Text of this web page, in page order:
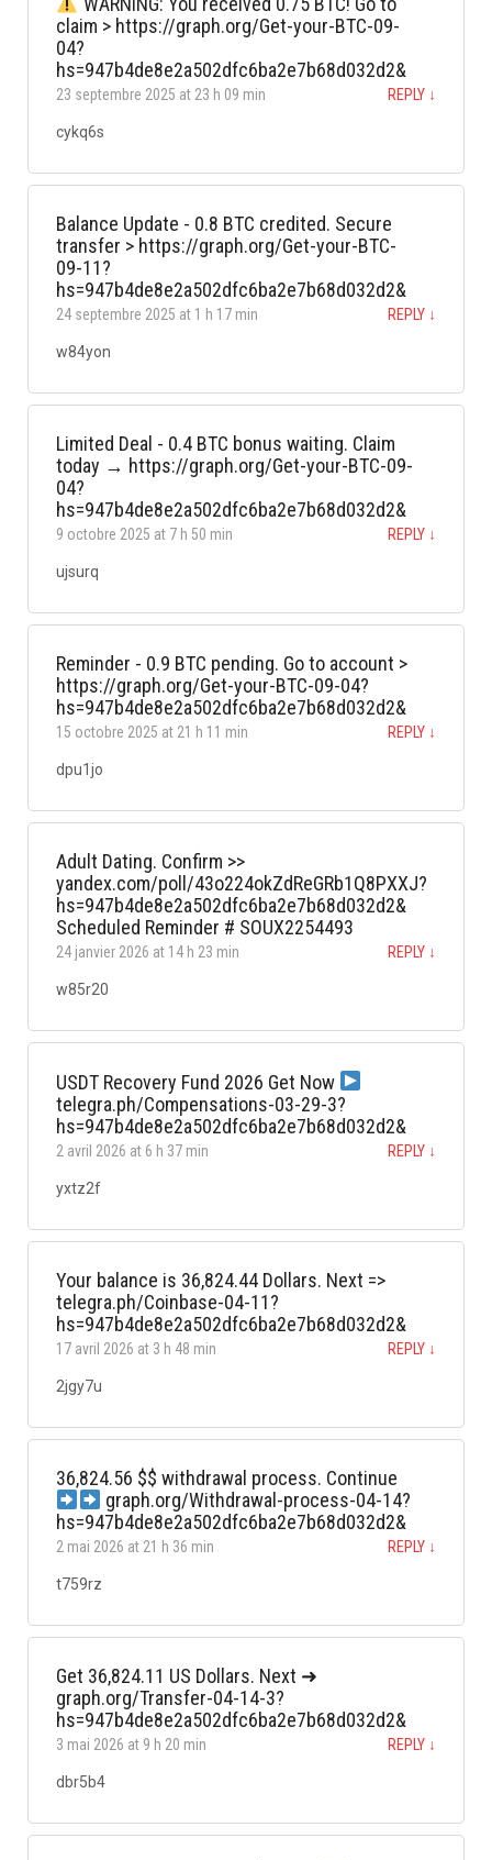
claim > https://graph.org/Get-your-BTC-09-
04?
hs=947b4de8e2a502dfc6ba2e7b68d032d2&
23 septembre 2025 at 23 h 09 min REPLY ↓
cykq6s
Balance Update - 0.8 BTC credited. Secure
transfer > https://graph.org/Get-your-BTC-
09-11?
hs=947b4de8e2a502dfc6ba2e7b68d032d2&
24 septembre 2025 at 1 h 17 min REPLY ↓
w84yon
Limited Deal - 0.4 BTC bonus waiting. Claim
today → https://graph.org/Get-your-BTC-09-
04?
hs=947b4de8e2a502dfc6ba2e7b68d032d2&
9 octobre 2025 at 7 h 50 min REPLY ↓
ujsurq
Reminder - 0.9 BTC pending. Go to account >
https://graph.org/Get-your-BTC-09-04?
hs=947b4de8e2a502dfc6ba2e7b68d032d2&
15 octobre 2025 at 21 h 11 min REPLY ↓
dpu1jo
Adult Dating. Confirm >>
yandex.com/poll/43o224okZdReGRb1Q8PXXJ?
hs=947b4de8e2a502dfc6ba2e7b68d032d2&
Scheduled Reminder # SOUX2254493
24 janvier 2026 at 14 h 23 min REPLY ↓
w85r20
USDT Recovery Fund 2026 Get Now
telegra.ph/Compensations-03-29-3?
hs=947b4de8e2a502dfc6ba2e7b68d032d2&
2 avril 2026 at 6 h 37 min REPLY ↓
yxtz2f
Your balance is 36,824.44 Dollars. Next =>
telegra.ph/Coinbase-04-11?
hs=947b4de8e2a502dfc6ba2e7b68d032d2&
17 avril 2026 at 3 h 48 min REPLY ↓
2jgy7u
36,824.56 $$ withdrawal process. Continue
graph.org/Withdrawal-process-04-14?
hs=947b4de8e2a502dfc6ba2e7b68d032d2&
2 mai 2026 at 21 h 36 min REPLY ↓
t759rz
Get 36,824.11 US Dollars. Next ➜
graph.org/Transfer-04-14-3?
hs=947b4de8e2a502dfc6ba2e7b68d032d2&
3 mai 2026 at 9 h 20 min REPLY ↓
dbr5b4